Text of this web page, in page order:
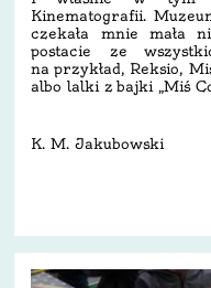
Kinematografii.
czekała mnie mała
postacie ze
na przykład, Reksio,
albo lalki z bajki „Miś
K. M. Jakubowski